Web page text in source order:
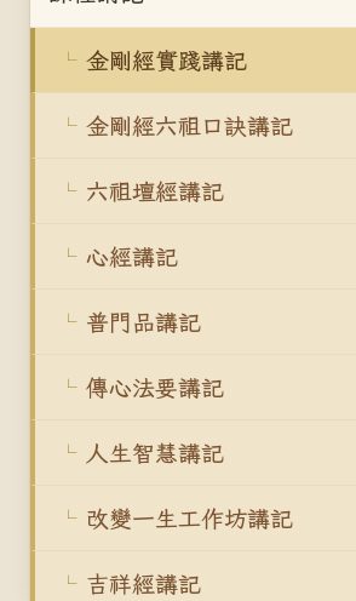
金剛經實踐講記
金剛經六祖口訣講記
六祖壇經講記
心經講記
普門品講記
傳心法要講記
人生智慧講記
改變一生工作坊講記
吉祥經講記